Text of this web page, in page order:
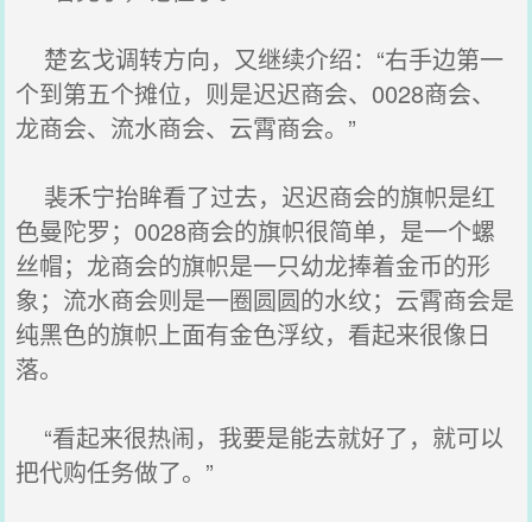
楚玄戈调转方向，又继续介绍：“右手边第一
个到第五个摊位，则是迟迟商会、0028商会、
龙商会、流水商会、云霄商会。”
裴禾宁抬眸看了过去，迟迟商会的旗帜是红
色曼陀罗；0028商会的旗帜很简单，是一个螺
丝帽；龙商会的旗帜是一只幼龙捧着金币的形
象；流水商会则是一圈圆圆的水纹；云霄商会是
纯黑色的旗帜上面有金色浮纹，看起来很像日
落。
“看起来很热闹，我要是能去就好了，就可以
把代购任务做了。”